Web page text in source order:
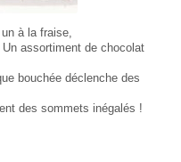
à la fraise,
assortiment de chocolat
bouchée déclenche des
des sommets inégalés !